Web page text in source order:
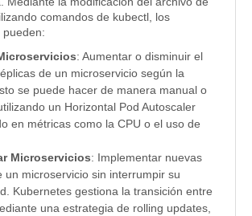
comandos de kubectl, los
: Aumentar o disminuir el
de un microservicio según la
se puede hacer de manera manual o
un Horizontal Pod Autoscaler
en métricas como la CPU o el uso de
Microservicios: Implementar nuevas
un microservicio sin interrumpir su
Kubernetes gestiona la transición entre
una estrategia de rolling updates,